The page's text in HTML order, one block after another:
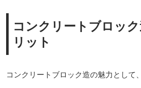
コンクリートブロッ
リット
コンクリートブロック造の魅力として